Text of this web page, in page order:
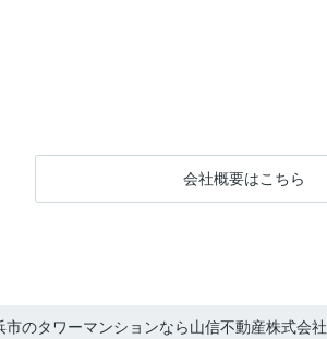
会社概要はこちら
市のタワーマンションなら山信不動産株式会社